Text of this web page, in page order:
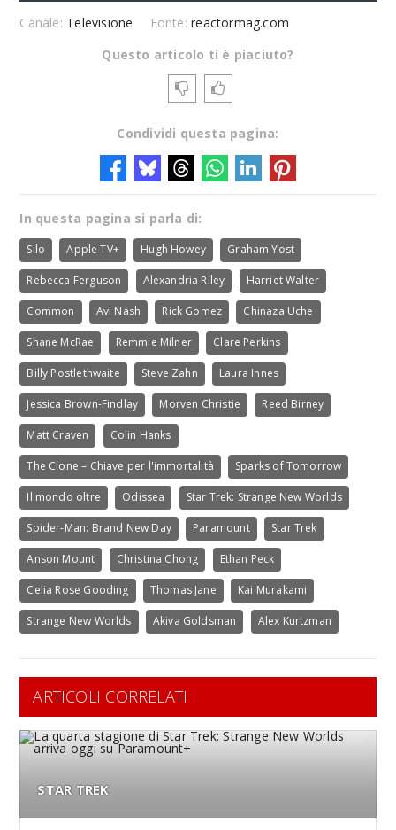
Canale: Televisione Fonte:reactormag.com
Questo articolo ti è piaciuto?
Condividi questa pagina:
In questa pagina si parla di:
Silo Apple TV+ Hugh Howey Graham Yost
Rebecca Ferguson Alexandria Riley Harriet Walter
Common Avi Nash Rick Gomez Chinaza Uche
Shane McRae Remmie Milner Clare Perkins
Billy Postlethwaite Steve Zahn Laura Innes
Jessica Brown-Findlay Morven Christie Reed Birney
Matt Craven Colin Hanks
The Clone – Chiave per l'immortalità Sparks of Tomorrow
Il mondo oltre Odissea Star Trek: Strange New Worlds
Spider-Man: Brand New Day Paramount Star Trek
Anson Mount Christina Chong Ethan Peck
Celia Rose Gooding Thomas Jane Kai Murakami
Strange New Worlds Akiva Goldsman Alex Kurtzman
ARTICOLI CORRELATI
STAR TREK